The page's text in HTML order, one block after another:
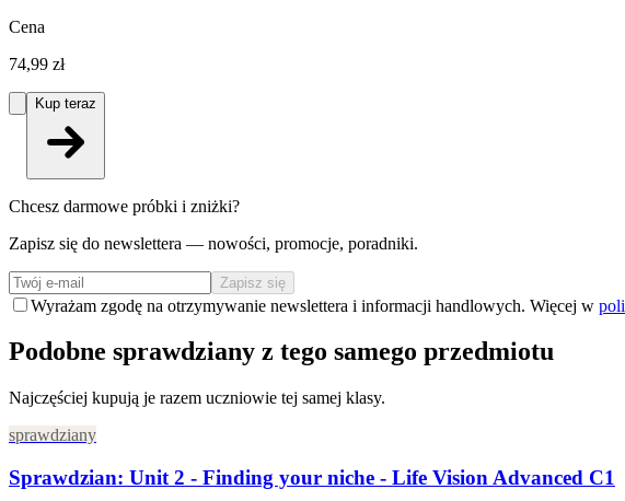
Cena
74,99 zł
Kup teraz
Chcesz darmowe próbki i zniżki?
Zapisz się do newslettera — nowości, promocje, poradniki.
Zapisz się
Wyrażam zgodę na otrzymywanie newslettera i informacji handlowych. Więcej w
Podobne sprawdziany z tego samego przedmiotu
Najczęściej kupują je razem uczniowie tej samej klasy.
sprawdziany
Sprawdzian: Unit 2 - Finding your niche - Life Vision Advanced C1